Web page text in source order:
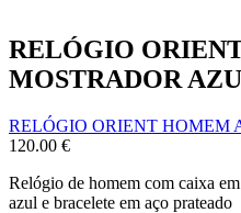
RELÓGIO
MOSTRADOR
RELÓGIO ORIENT HOMEM
120.00 €
Relógio de homem com caixa
azul e bracelete em aço prateado